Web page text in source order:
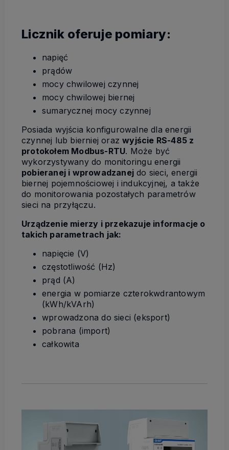
Licznik oferuje pomiary:
napięć
prądów
mocy chwilowej czynnej
mocy chwilowej biernej
sumarycznej mocy czynnej
Posiada wyjścia konfigurowalne dla energii
czynnej lub bierniej orazwyjście RS-485 z
protokołem Modbus-RTU. Może być
wykorzystywany do monitoringu energii
pobieranej i wprowadzanej do sieci, energii
biernej pojemnościowej i indukcyjnej, a także
do monitorowania pozostałych parametrów
sieci na przyłączu.
Urządzenie mierzy i przekazuje informacje o
takich parametrach jak:
napięcie (V)
częstotliwość (Hz)
prąd (A)
energia w pomiarze czterokwdrantowym
(kWh/kVArh)
wprowadzona do sieci (eksport)
pobrana (import)
całkowita